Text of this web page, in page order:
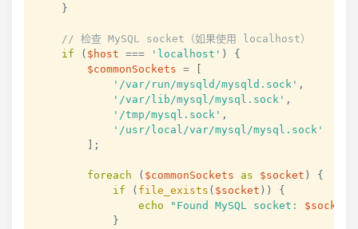
}
// 检查 MySQL socket（如果使用 localhost）
if
( $host === 'localhost' )
{
$commonSockets =
'/var/run/mysqld/mysqld.sock' ,
'/var/lib/mysql/mysql.sock' ,
'/tmp/mysql.sock' ,
'/usr/local/var/mysql/mysql.sock'
;
foreach ( $commonSockets as $socket )
{
if
( file_exists ( $socket ) )
{
echo
"Found MySQL socket: $socket
}